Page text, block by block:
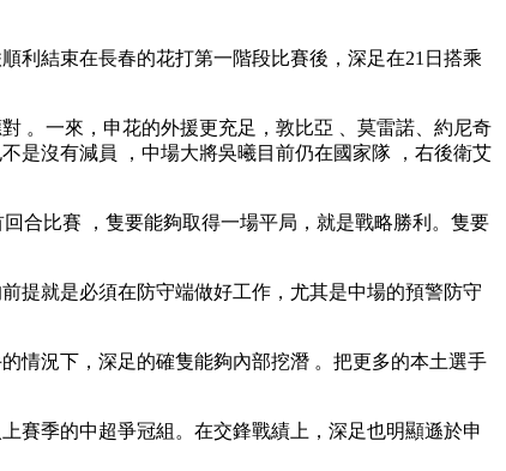
利結束在長春的花打第一階段比賽後 ，深足在21日搭乘
一來 ，申花的外援更充足，敦比亞 、莫雷諾、約尼奇
不是沒有減員 ，中場大將吳曦目前仍在國家隊 ，右後衛艾
比賽 ，隻要能夠取得一場平局，就是戰略勝利 。隻要
前提就是必須在防守端做好工作，尤其是中場的預警防守
況下，深足的確隻能夠內部挖潛 。把更多的本土選手
的中超爭冠組。在交鋒戰績上，深足也明顯遜於申